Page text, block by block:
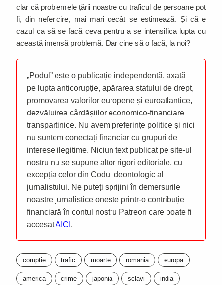
clar că problemele țării noastre cu traficul de persoane pot
fi, din nefericire, mai mari decât se estimează. Și că e
cazul ca să se facă ceva pentru a se intensifica lupta cu
această imensă problemă. Dar cine să o facă, la noi?
„Podul” este o publicație independentă, axată
pe lupta anticorupție, apărarea statului de drept,
promovarea valorilor europene și euroatlantice,
dezvăluirea cârdășiilor economico-financiare
transpartinice. Nu avem preferințe politice și nici
nu suntem conectați financiar cu grupuri de
interese ilegitime. Niciun text publicat pe site-ul
nostru nu se supune altor rigori editoriale, cu
excepția celor din Codul deontologic al
jurnalistului. Ne puteți sprijini în demersurile
noastre jurnalistice oneste printr-o contribuție
financiară în contul nostru Patreon care poate fi
accesatAICI .
coruptie trafic moarte romania europa
america crime japonia sclavi india